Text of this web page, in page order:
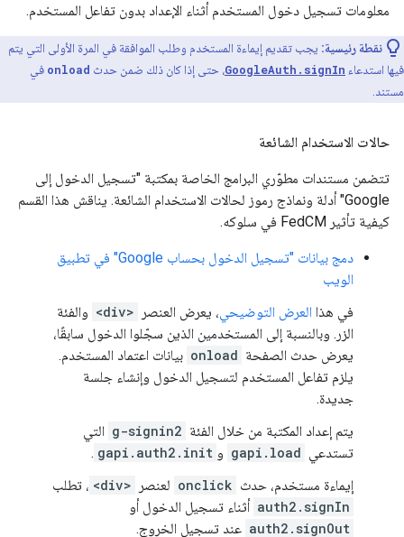
معلومات تسجيل دخول المستخدم أثناء الإعداد بدون تفاعل المستخدم.
نقطة رئيسية: يجب تقديم إيماءة المستخدم وطلب الموافقة في المرة الأولى التي يتم
فيها استدعاء GoogleAuth.signIn، حتى إذا كان ذلك ضمن حدث onload في
مستند.
حالات الاستخدام الشائعة
تتضمن مستندات مطوّري البرامج الخاصة بمكتبة "تسجيل الدخول إلى
Google" أدلة ونماذج رموز لحالات الاستخدام الشائعة. يناقش هذا القسم
كيفية تأثير FedCM في سلوكه.
دمج بيانات "تسجيل الدخول بحساب Google" في تطبيق
الويب
في هذا العرض التوضيحي ، يعرض العنصر <div> والفئة
الزر. وبالنسبة إلى المستخدمين الذين سجّلوا الدخول سابقًا،
يعرض حدث الصفحة onload بيانات اعتماد المستخدم.
يلزم تفاعل المستخدم لتسجيل الدخول وإنشاء جلسة
جديدة.
يتم إعداد المكتبة من خلال الفئة g-signin2 التي
تستدعي
gapi.load و gapi.auth2.init
.
إيماءة مستخدم، حدث onclick لعنصر <div> ، تطلب
auth2.signIn أثناء تسجيل الدخول أو
auth2.signOut عند تسجيل الخروج.